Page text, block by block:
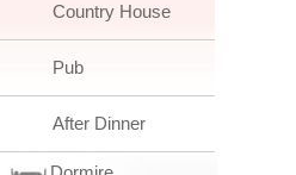
Country House
Pub
After Dinner